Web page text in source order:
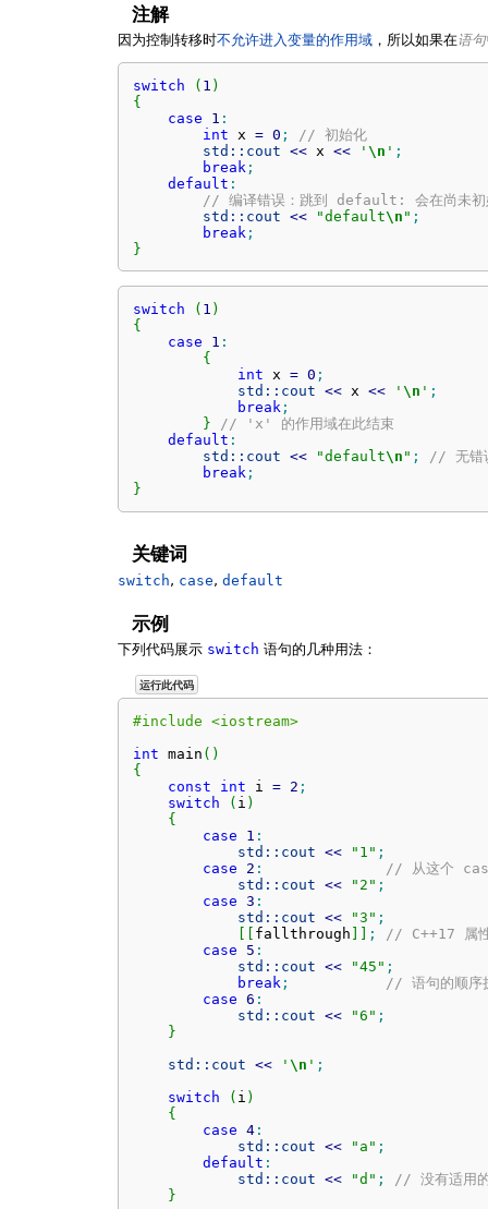
注解
因为控制转移时不允许进入变量的作用域 ，所以如果在语句
switch ( 1 )
{
case
1 :
int x = 0 ;
// 初始化
std:: cout << x << ' \n ' ;
break ;
default :
// 编译错误：跳到 default: 会在尚未初
std:: cout << "default\n " ;
break ;
}
switch ( 1 )
{
case
1 :
{
int x = 0 ;
std:: cout << x << ' \n ' ;
break;
}
// 'x' 的作用域在此结束
default :
std:: cout << "default\n " ;
// 无错
break;
}
关键词
switch, case, default
示例
下列代码展示 switch 语句的几种用法：
运行此代码
#include <iostream>
int main ( )
{
const
int i = 2 ;
switch
( i )
{
case
1 :
std:: cout << "1" ;
case
2 :
// 从这个
std:: cout << "2" ;
case 3 :
std:: cout << "3" ;
fallthrough ;
// C++17 属性
case
5 :
std:: cout << "45" ;
break ;
// 语句的顺序
case 6 :
std:: cout << "6" ;
}
std:: cout << ' \n ' ;
switch
( i )
{
case 4:
std:: cout << "a" ;
default :
std:: cout << "d" ;
// 没有适用
}